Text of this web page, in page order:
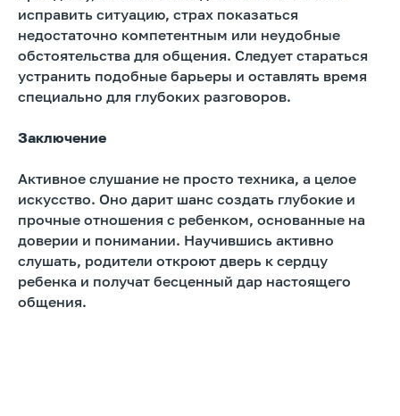
исправить ситуацию, страх показаться
недостаточно компетентным или неудобные
обстоятельства для общения. Следует стараться
устранить подобные барьеры и оставлять время
специально для глубоких разговоров.
Заключение
Активное слушание не просто техника, а целое
искусство. Оно дарит шанс создать глубокие и
прочные отношения с ребенком, основанные на
доверии и понимании. Научившись активно
слушать, родители откроют дверь к сердцу
ребенка и получат бесценный дар настоящего
общения.